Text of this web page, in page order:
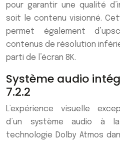
pour garantir une qualité
soit le contenu visionné.
permet également
contenus de résolution
parti de l’écran 8K.
Système audio
7.2.2
L’expérience visuelle
d’un système audio à
technologie Dolby Atmos